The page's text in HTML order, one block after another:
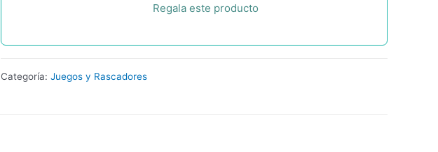
Regala este producto
Categoría: Juegos y Rascadores